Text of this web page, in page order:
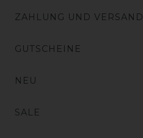
ZAHLUNG UND VERSAND
GUTSCHEINE
NEU
SALE